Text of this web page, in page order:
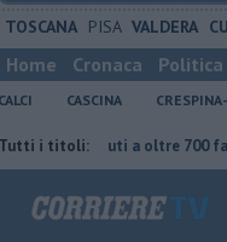
TOSCANA PISA VALDERA
Home Cronaca Politica
CALCI CASCINA
Tutti i titoli:
2026, aiuti a oltre 700 famiglie